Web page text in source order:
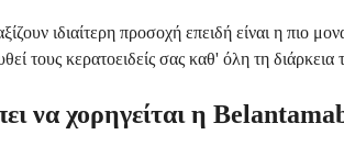
ιδιαίτερη προσοχή επειδή είναι η πιο
τους κερατοειδείς σας καθ' όλη τη διάρκεια
να χορηγείται η